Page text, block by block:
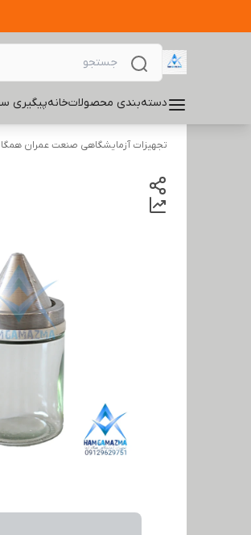
دسته‌بندی محصولاتخانهپیگیری
تجهیزات آزمایشگاهی صنعت عمران